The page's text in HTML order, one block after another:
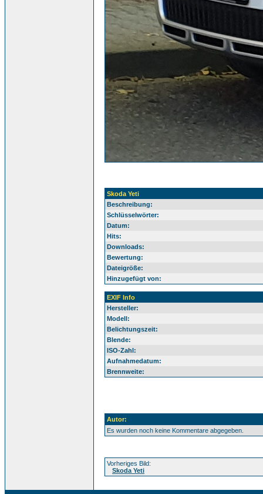
Skoda Yeti
Beschreibung:
Schlüsselwörter:
Datum:
Hits:
Downloads:
Bewertung:
Dateigröße:
Hinzugefügt von:
EXIF Info
Hersteller:
Modell:
Belichtungszeit:
Blende:
ISO-Zahl:
Aufnahmedatum:
Brennweite:
Autor:
Es wurden noch keine Kommentare abgegeben.
Vorheriges Bild:
Skoda Yeti